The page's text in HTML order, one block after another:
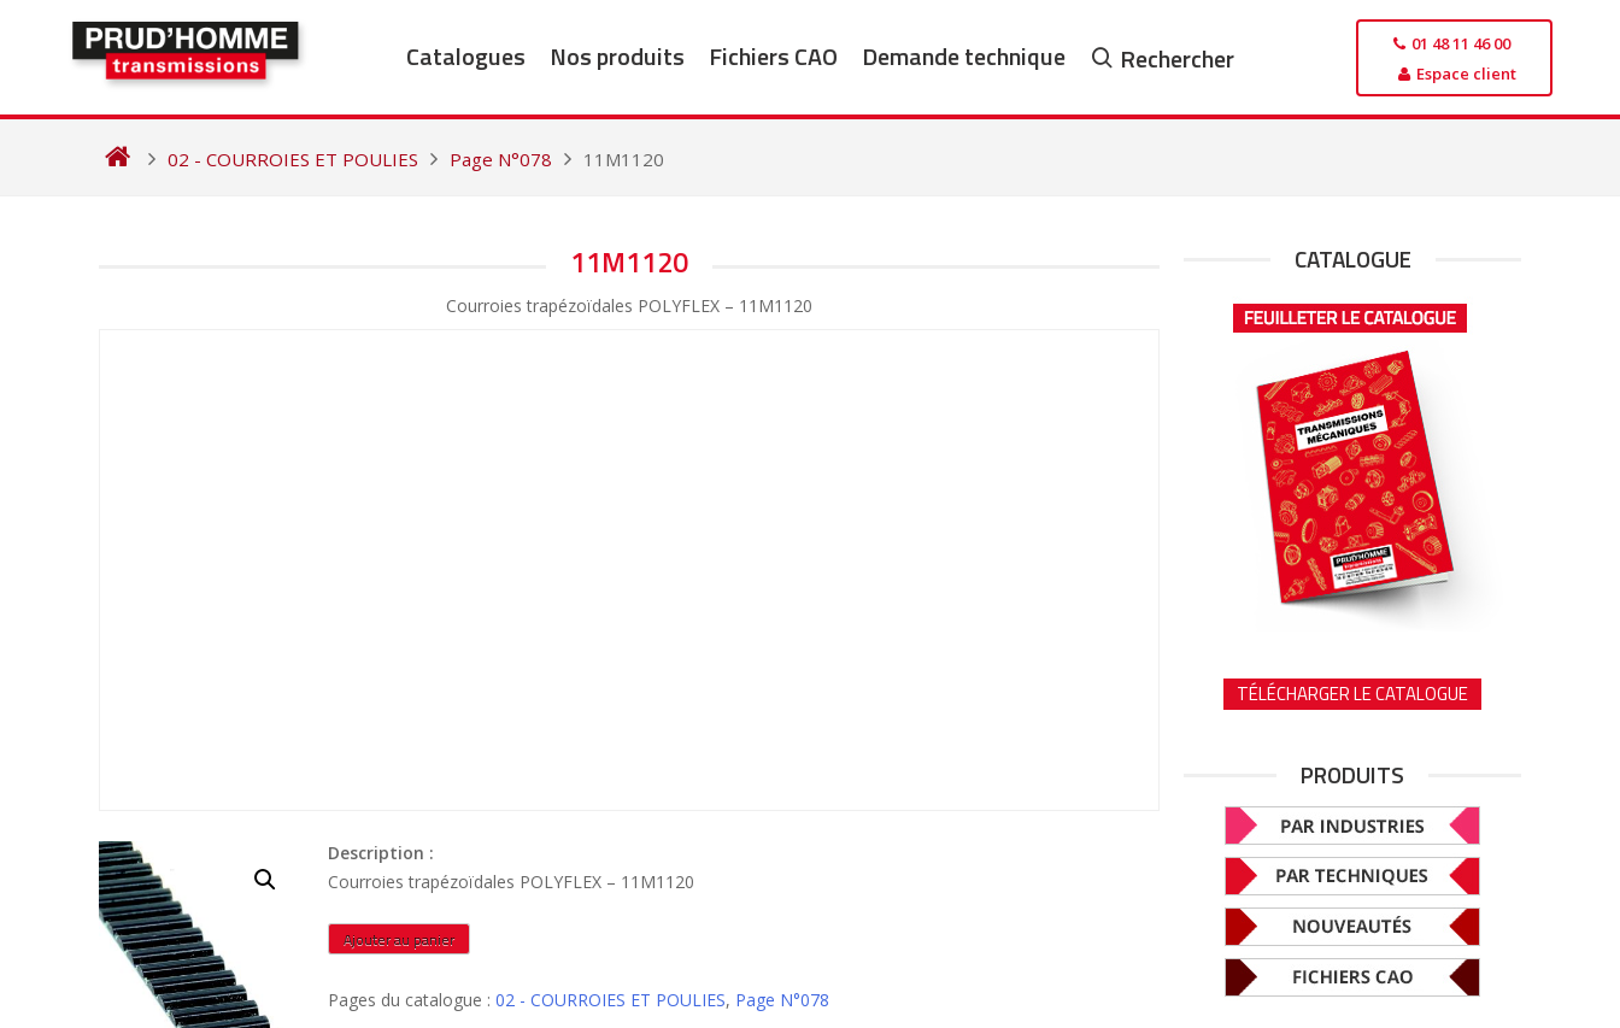
Catalogues Nos produits Fichiers CAO Demande technique Rechercher
01 48 11 46 00
Espace client
02 - COURROIES ET POULIES Page N°078 11M1120
11M1120
Courroies trapézoïdales POLYFLEX – 11M1120
Description :
Courroies trapézoïdales POLYFLEX – 11M1120
quantité
de
Ajouter au panier
Pages du catalogue : 02 - COURROIES ET POULIES, Page N°078
CATALOGUE
TÉLÉCHARGER LE CATALOGUE
PRODUITS